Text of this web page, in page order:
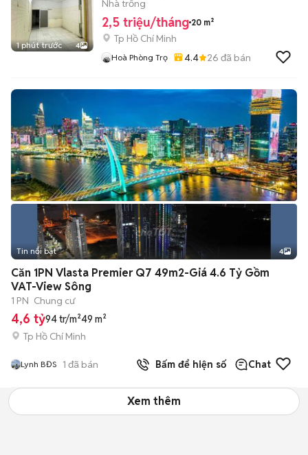
1 phút trước 4
Nhà trống
2,5 triệu/tháng 20 m²
Tp Hồ Chí Minh
Hoà Phòng Trọ 4.4 26 đã bán
Tin nổi bật 4
Căn 1PN Vlasta Premier Q7 49m2-Giá 4.6 Tỷ Gồm
VAT-View Sông
1 PN Chung cư
4,6 tỷ94 tr/m²49 m²
Tp Hồ Chí Minh
Lynh BĐS 1 đã bán Bấm để hiện số Chat
Xem thêm